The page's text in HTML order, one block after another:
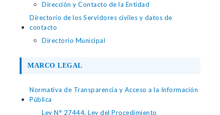
Dirección y Contacto de la Entidad
Directorio de los Servidores civiles y datos de
contacto
Directorio Municipal
MARCO LEGAL
Normativa de Transparencia y Acceso a la Información
Pública
Ley N° 27444, Ley del Procedimiento